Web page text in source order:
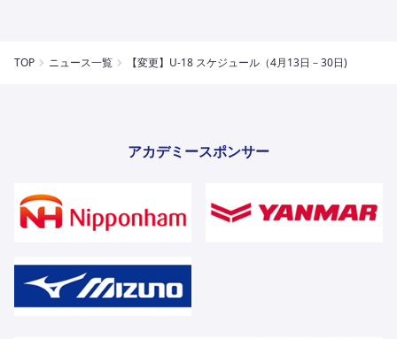
TOP ニュース一覧 【変更】U-18 スケジュール（4月13日－30日)
アカデミースポンサー